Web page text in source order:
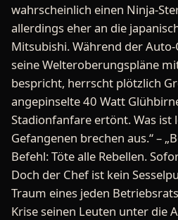
wahrscheinlich einen Ninja-
allerdings eher an die
Mitsubishi. Während der
seine Welteroberungspläne
bespricht, herrscht plötzlich
angepinselte 40 Watt
Stadionfanfare ertönt. Was ist
Gefangenen brechen aus.“ –
Befehl: Töte alle Rebellen.
Doch der Chef ist kein
Traum eines jeden
Krise seinen Leuten unter die